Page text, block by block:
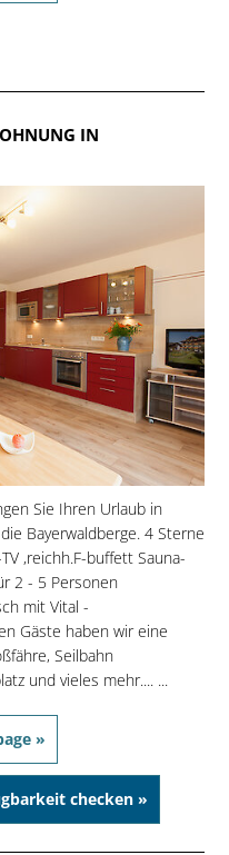
IN
Sie Ihren Urlaub in
Bayerwaldberge. 4 Sterne
,reichh.F-buffett Sauna-
2 - 5 Personen
mit Vital -
Gäste haben wir eine
Seilbahn
und vieles mehr.... ...
»
checken »